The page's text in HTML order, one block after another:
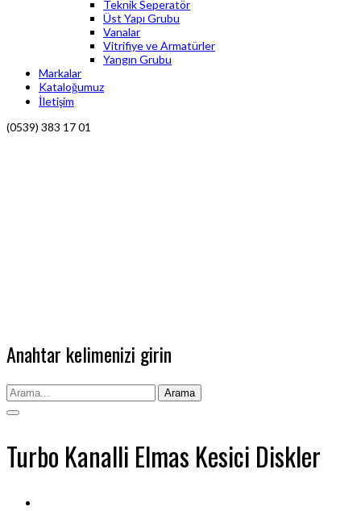
Teknik Seperatör
Üst Yapı Grubu
Vanalar
Vitrifiye ve Armatürler
Yangın Grubu
Markalar
Kataloğumuz
İletişim
(0539) 383 17 01
Anahtar kelimenizi girin
Arama
Turbo Kanalli Elmas Kesici Diskler